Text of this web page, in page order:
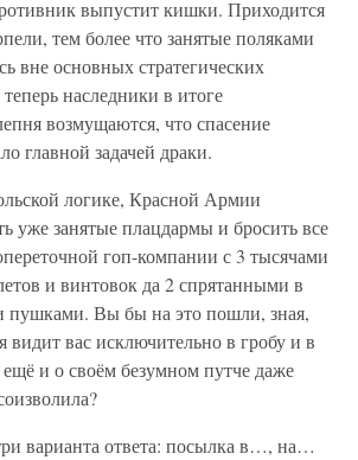
выпустит кишки. Приходится
тем более что занятые поляками
вне основных стратегических
наследники в итоге
возмущаются, что спасение
главной задачей драки.
логике, Красной Армии
уже занятые плацдармы и бросить все
гоп-компании с 3 тысячами
и винтовок да 2 спрятанными в
пушками. Вы бы на это пошли, зная,
видит вас исключительно в гробу и в
и о своём безумном путче даже
варианта ответа: посылка в…, на…